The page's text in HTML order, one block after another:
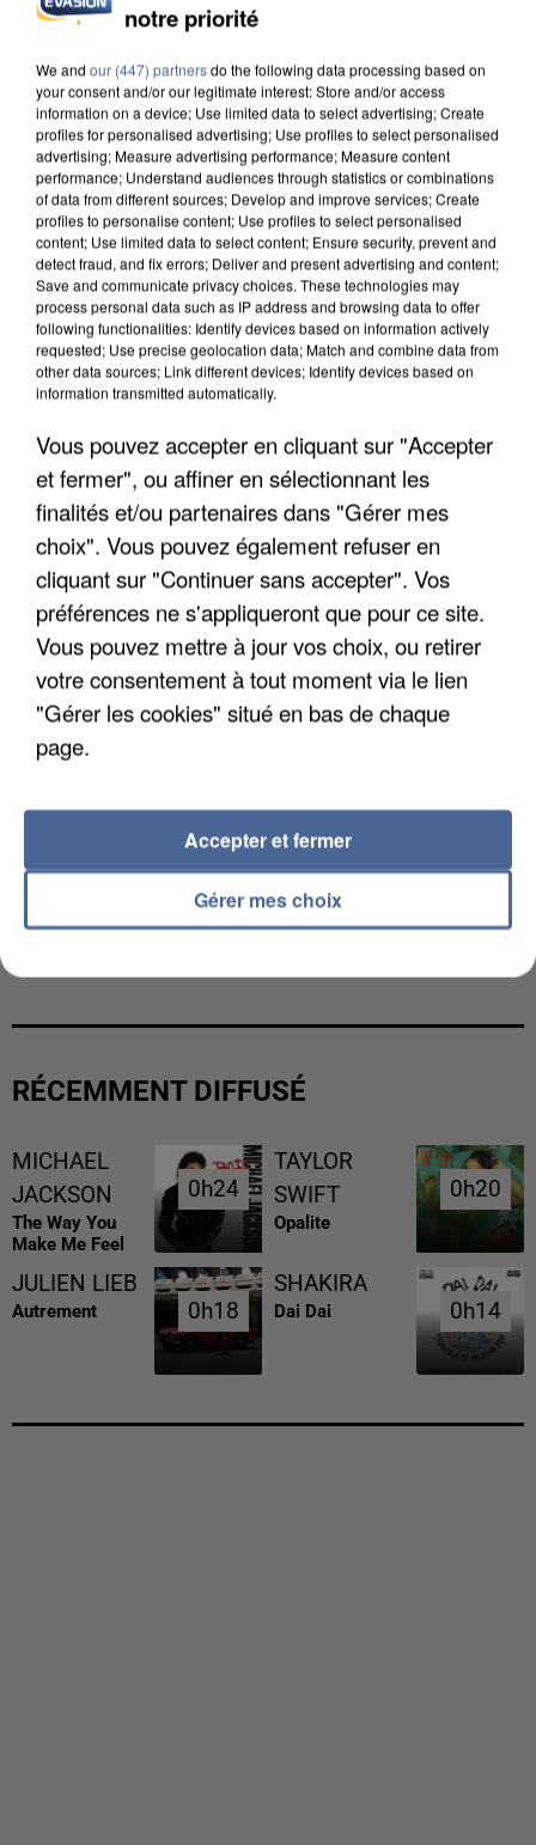
L’UN DES FONDATEURS SUPPOSÉS DE LA DZ
UN SECOND CADRE DE LA DZ MAFIA
INTERPELLÉ EN ALGÉRIE
UNE TOURISTE DE L’OISE EMPORTÉE PAR UNE
RÉCEMMENT DIFFUSÉ
MICHAEL
JACKSON
The Way You
Make Me Feel
0h24
0h24
TAYLOR
SWIFT
Opalite
0h20
0h20
JULIEN LIEB
Autrement 0h18
0h18
SHAKIRA
Dai Dai 0h14
0h14
notre priorité
We and our (447) partnersdo the following data processing based on
your consent and/or our legitimate interest: Store and/or access
information on a device; Use limited data to select advertising; Create
profiles for personalised advertising; Use profiles to select personalised
advertising; Measure advertising performance; Measure content
performance; Understand audiences through statistics or combinations
of data from different sources; Develop and improve services; Create
profiles to personalise content; Use profiles to select personalised
content; Use limited data to select content; Ensure security, prevent and
detect fraud, and fix errors; Deliver and present advertising and content;
Save and communicate privacy choices. These technologies may
process personal data such as IP address and browsing data to offer
following functionalities: Identify devices based on information actively
requested; Use precise geolocation data; Match and combine data from
other data sources; Link different devices; Identify devices based on
information transmitted automatically.
Vous pouvez accepter en cliquant sur "Accepter
et fermer", ou affiner en sélectionnant les
finalités et/ou partenaires dans "Gérer mes
choix". Vous pouvez également refuser en
cliquant sur "Continuer sans accepter". Vos
préférences ne s'appliqueront que pour ce site.
Vous pouvez mettre à jour vos choix, ou retirer
votre consentement à tout moment via le lien
"Gérer les cookies" situé en bas de chaque
page.
Gérer mes choix
Accepter et fermer